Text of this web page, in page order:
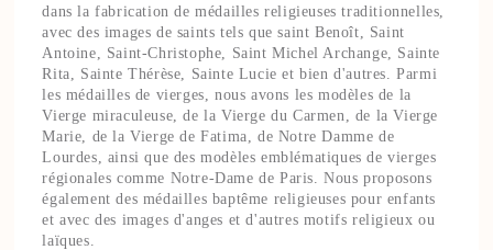
dans la fabrication de médailles religieuses traditionnelles,
avec des images de saints tels que saint Benoît, Saint
Antoine, Saint-Christophe, Saint Michel Archange, Sainte
Rita, Sainte Thérèse, Sainte Lucie et bien d'autres. Parmi
les médailles de vierges, nous avons les modèles de la
Vierge miraculeuse, de la Vierge du Carmen, de la Vierge
Marie, de la Vierge de Fatima, de Notre Damme de
Lourdes, ainsi que des modèles emblématiques de vierges
régionales comme Notre-Dame de Paris. Nous proposons
également des médailles baptême religieuses pour enfants
et avec des images d'anges et d'autres motifs religieux ou
laïques.